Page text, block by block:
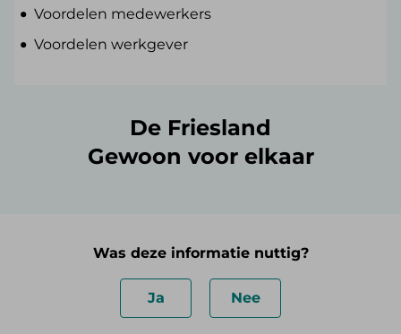
Voordelen medewerkers
Voordelen werkgever
De Friesland
Gewoon voor elkaar
Was deze informatie nuttig?
Ja Nee